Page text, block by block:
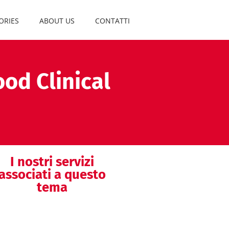
ABOUT US CONTATTI
Clinical
I nostri servizi
a questo
tema